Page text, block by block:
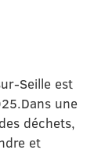
Seille est
Dans une
déchets,
et